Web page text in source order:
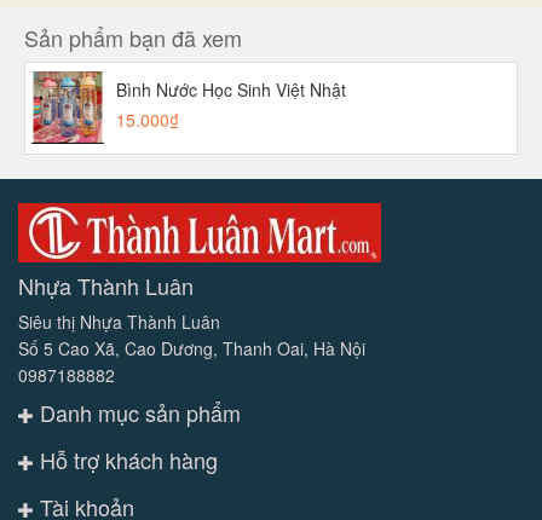
Sản phẩm bạn đã xem
Bình Nước Học Sinh Việt Nhật
15.000₫
Nhựa Thành Luân
Siêu thị Nhựa Thành Luân
Số 5 Cao Xã, Cao Dương, Thanh Oai, Hà Nội
0987188882
Danh mục sản phẩm
Hỗ trợ khách hàng
Tài khoản